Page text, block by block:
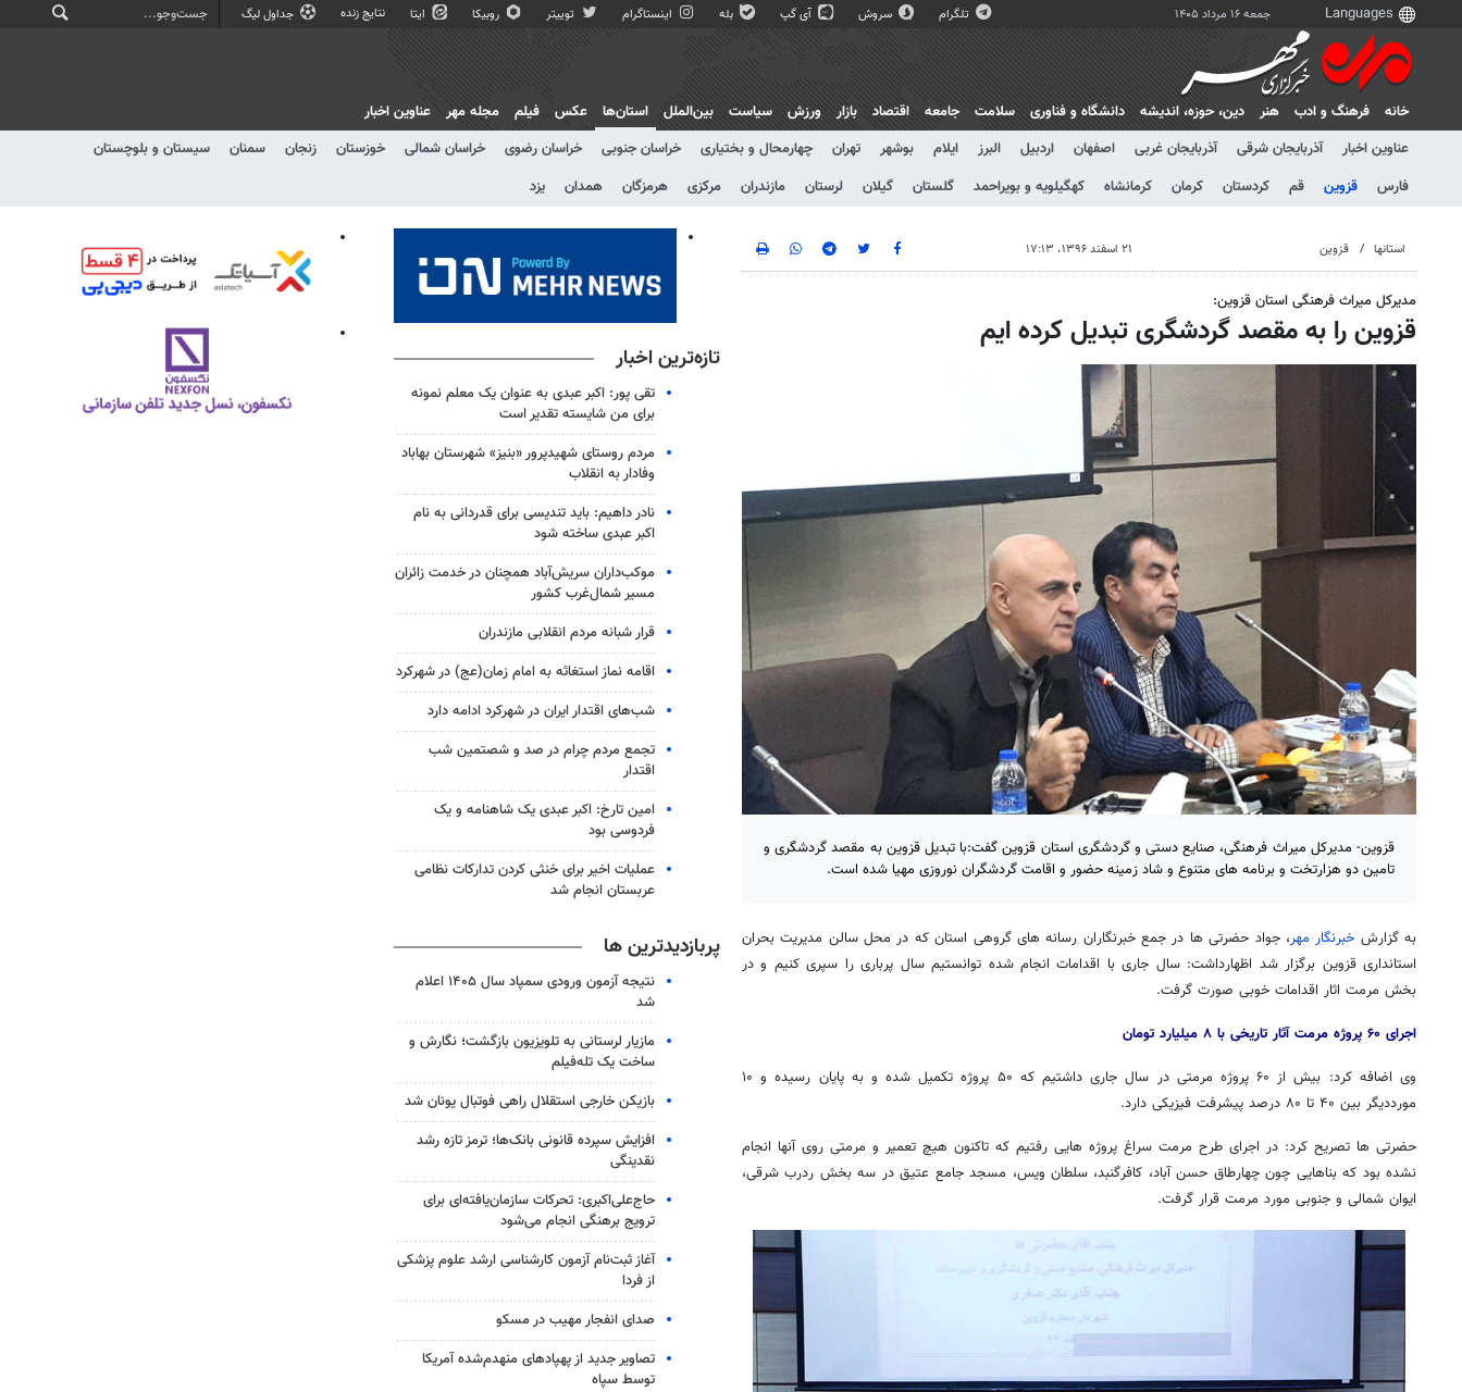
جمعه ۱۶ مرداد ۱۴۰۵ تلگرام سروش آی گپ بله اینستاگرام توییتر روبیکا ایتا نتایج زنده جداول لیگ
خانه فرهنگ و ادب هنر دين، حوزه، انديشه دانشگاه و فناوری سلامت جامعه اقتصاد بازار ورزش سیاست بین‌الملل
استان‌ها
عناوین اخبار
آذربایجان شرقی آذربایجان غربی اصفهان اردبیل البرز ایلام بوشهر تهران چهارمحال و بختیاری خراسان جنوبی خراسان رضوی خراسان شمالی خوزستان زنجان سمنان
سیستان و بلوچستان
فارس
قزوین قم کردستان کرمان کرمانشاه کهگیلویه و بویراحمد گلستان گیلان لرستان مازندران مرکزی هرمزگان همدان یزد
عکس فیلم مجله مهر عناوین اخبار
استانها قزوین ۲۱ اسفند ۱۳۹۶، ۱۷:۱۳
مدیرکل میراث فرهنگی استان قزوین:
قزوین را به مقصد گردشگری تبدیل کرده ایم
قزوین- مدیرکل میراث فرهنگی، صنایع دستی و گردشگری استان قزوین گفت:با تبدیل قزوین به مقصد گردشگری و
تامین دو هزارتخت و برنامه های متنوع و شاد زمینه حضور و اقامت گردشگران نوروزی مهیا شده است.
به گزارش خبرنگار مهر، جواد حضرتی ها در جمع خبرنگاران رسانه های گروهی استان که در محل سالن مدیریت بحران
استانداری قزوین برگزار شد اظهارداشت: سال جاری با اقدامات انجام شده توانستیم سال پرباری را سپری کنیم و در
بخش مرمت اثار اقدامات خوبی صورت گرفت.
اجرای ۶۰ پروژه مرمت آثار تاریخی با ۸ میلیارد تومان
وی اضافه کرد: بیش از ۶۰ پروژه مرمتی در سال جاری داشتیم که ۵۰ پروژه تکمیل شده و به پایان رسیده و ۱۰
مورددیگر بین ۴۰ تا ۸۰ درصد پیشرفت فیزیکی دارد.
حضرتی ها تصریح کرد: در اجرای طرح مرمت سراغ پروژه هایی رفتیم که تاکنون هیچ تعمیر و مرمتی روی آنها انجام
نشده بود که بناهایی چون چهارطاق حسن آباد، کافرگنبد، سلطان ویس، مسجد جامع عتیق در سه بخش ردرب شرقی،
ایوان شمالی و جنوبی مورد مرمت قرار گرفت.
تازه‌ترین اخبار
تقی پور: اکبر عبدی به عنوان یک معلم نمونه
برای من شایسته تقدیر است
مردم روستای شهیدپرور «بنیز» شهرستان بهاباد
وفادار به انقلاب
نادر داهیم: باید تندیسی برای قدردانی به نام
اکبر عبدی ساخته شود
موکب‌داران سریش‌آباد همچنان در خدمت زائران
مسیر شمال‌غرب کشور
قرار شبانه مردم انقلابی مازندران
اقامه نماز استغاثه به امام زمان(عج) در شهرکرد
شب‌های اقتدار ایران در شهرکرد ادامه دارد
تجمع مردم چرام در صد و شصتمین شب
اقتدار
امین تارخ: اکبر عبدی یک شاهنامه و یک
فردوسی بود
عملیات اخیر برای خنثی کردن تدارکات نظامی
عربستان انجام شد
پربازدیدترین ها
نتیجه آزمون ورودی سمپاد سال ۱۴۰۵ اعلام
شد
مازیار لرستانی به تلویزیون بازگشت؛ نگارش و
ساخت یک تله‌فیلم
بازیکن خارجی استقلال راهی فوتبال یونان شد
افزایش سپرده قانونی بانک‌ها؛ ترمز تازه رشد
نقدینگی
حاج‌علی‌اکبری: تحرکات سازمان‌یافته‌ای برای
ترویج برهنگی انجام می‌شود
آغاز ثبت‌نام‌ آزمون کارشناسی ارشد علوم پزشکی
از فردا
صدای انفجار مهیب در مسکو
تصاویر جدید از پهپادهای منهدم‌شده آمریکا
توسط سپاه